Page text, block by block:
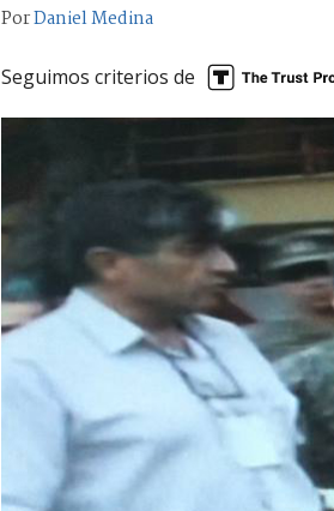
PorDaniel Medina
Seguimos criterios de